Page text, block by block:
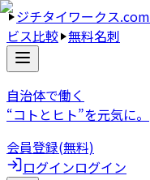
ジチタイワークス.com
ビス比較 無料名刺
自治体で働く
“コトとヒト”を元気に。
会員登録(無料)
ログインログイン